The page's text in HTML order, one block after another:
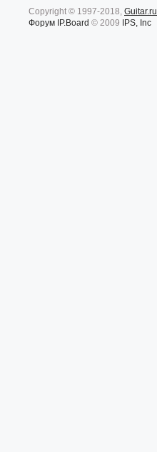
Copyright © 1997-2018, Guitar.ru
Форум IP.Board © 2009 IPS, Inc